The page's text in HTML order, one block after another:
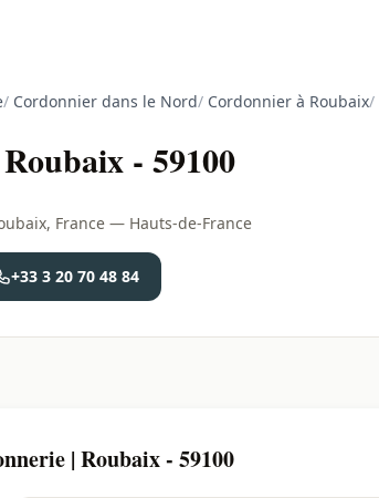
/ Cordonnier dans le Nord/ Cordonnier à Roubaix/
- 59100
France — Hauts-de-France
+33 3 20 70 48 84
| Roubaix - 59100